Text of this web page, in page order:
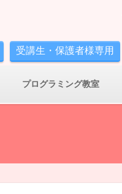
受講生・保護者様専用
プログラミング教室